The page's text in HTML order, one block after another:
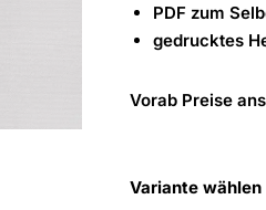
PDF zum
gedrucktes
Vorab Preise
Variante wählen